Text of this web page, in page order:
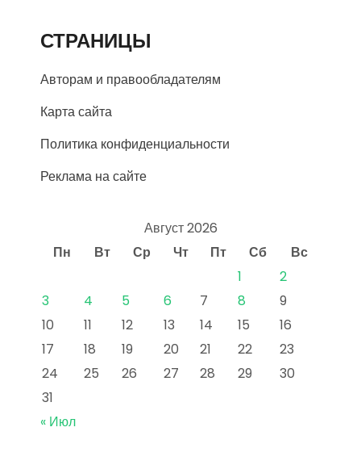
СТРАНИЦЫ
Авторам и правообладателям
Карта сайта
Политика конфиденциальности
Реклама на сайте
Август 2026
Пн
Вт Ср Чт Пт Сб
Вс
1
2
3
4 5 6 7 8
9
10
11 12 13 14 15
16
17
18 19 20 21 22
23
24
25 26 27 28 29
30
31
« Июл